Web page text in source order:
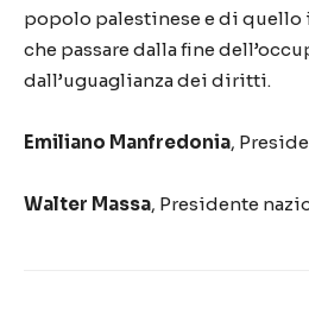
popolo palestinese e di quello
che passare dalla fine
dall’uguaglianza dei diritti.
Emiliano Manfredonia,
Walter Massa, Presidente